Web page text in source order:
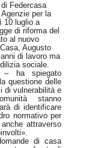
Federcasa
per la
10 luglio a
di riforma del
al nuovo
Augusto
di lavoro ma
sociale.
– ha spiegato
questione delle
di vulnerabilità e
stanno
di identificare
normativo per
attraverso
di casa